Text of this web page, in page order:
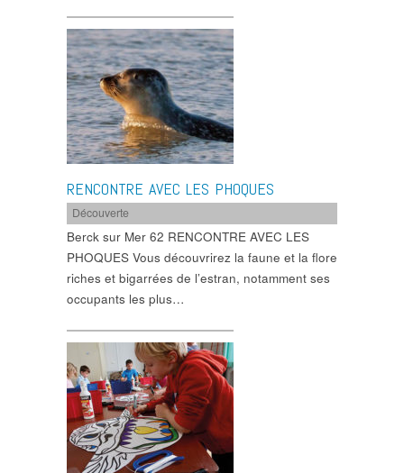
RENCONTRE AVEC LES PHOQUES
Découverte
Berck sur Mer 62 RENCONTRE AVEC LES
PHOQUES Vous découvrirez la faune et la flore
riches et bigarrées de l’estran, notamment ses
occupants les plus…